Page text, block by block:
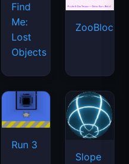
Find
Me:
Lost
Objects
ZooBlocks
Run 3
Slope